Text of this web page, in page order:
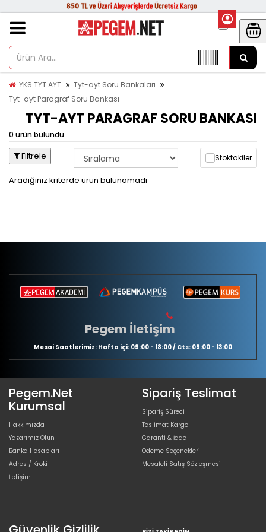
YKS TYT AYT
Tyt-ayt Soru Bankaları
Tyt-ayt Paragraf Soru Bankası
TYT-AYT PARAGRAF SORU BANKASI
0 ürün bulundu
Filtrele Stoktakiler
Aradığınız kriterde ürün bulunamadı
Pegem İletişim
Mesai Saatlerimiz: Hafta içi: 09:00 - 18:00 / Cts: 09:00 - 13:00
Pegem.Net
Kurumsal
Hakkımızda
Yazarımız Olun
Banka Hesapları
Adres / Kroki
İletişim
Sipariş Teslimat
Sipariş Süreci
Teslimat Kargo
Garanti & İade
Ödeme Seçenekleri
Mesafeli Satış Sözleşmesi